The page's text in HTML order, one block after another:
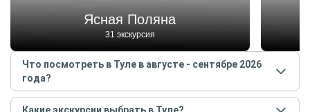
Ясная Поляна
31 экскурсия
Что посмотреть в Туле в августе - сентябре 2026
года?
Самые популярные местав Тулев августе -